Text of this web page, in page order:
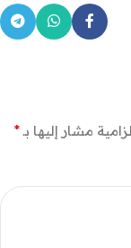
مشار إليها بـ*